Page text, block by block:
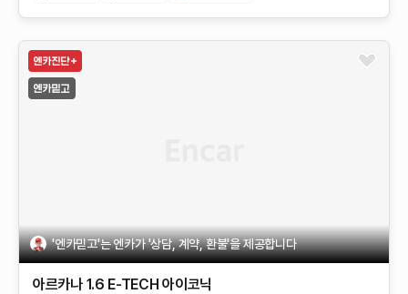
'엔카믿고'는 엔카가 '상담, 계약, 환불'을 제공합니다
아르카나 1.6 E-TECH 아이코닉